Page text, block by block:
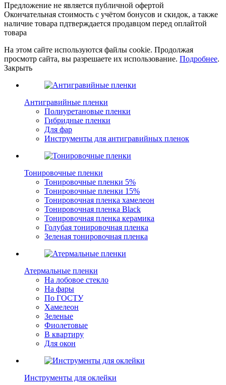
Предложение не является публичной офертой
Окончательная стоимость с учётом бонусов и скидок, а также
наличие товара пдтверждается продавцом перед оплайтой
товара
На этом сайте используются файлы cookie. Продолжая
просмотр сайта, вы разрешаете их использование. Подробнее.
Закрыть
Антигравийные пленки
Полиуретановые пленки
Гибридные пленки
Для фар
Инструменты для антигравийных пленок
Тонировочные пленки
Тонировочные пленки 5%
Тонировочные пленки 15%
Тонировочная пленка хамелеон
Тонировочная пленка Black
Тонировочная пленка керамика
Голубая тонировочная пленка
Зеленая тонировочная пленка
Атермальные пленки
На лобовое стекло
На фары
По ГОСТУ
Хамелеон
Зеленые
Фиолетовые
В квартиру
Для окон
Инструменты для оклейки